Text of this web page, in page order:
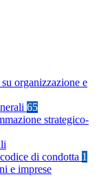
organizzazione e
65
strategico-
di condotta 1
e imprese